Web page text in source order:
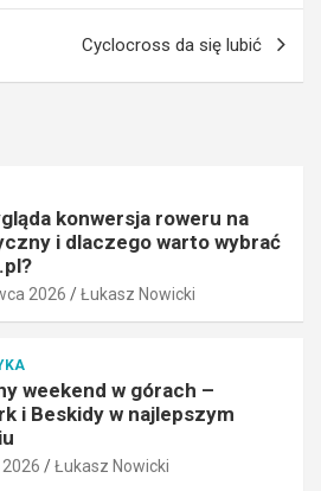
Cyclocross da się lubić
konwersja roweru na
i dlaczego warto wybrać
2026 Łukasz Nowicki
weekend w górach –
i Beskidy w najlepszym
Łukasz Nowicki